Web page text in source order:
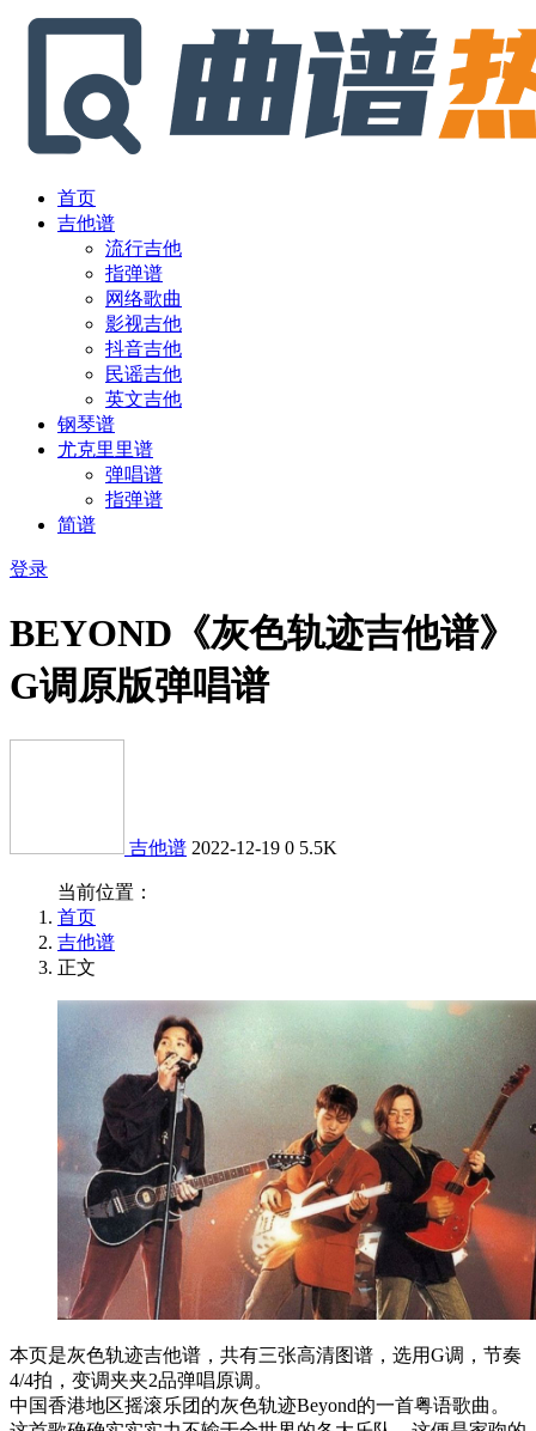
首页
吉他谱
流行吉他
指弹谱
网络歌曲
影视吉他
抖音吉他
民谣吉他
英文吉他
钢琴谱
尤克里里谱
弹唱谱
指弹谱
简谱
登录
BEYOND《灰色轨迹吉他谱》
G调原版弹唱谱
吉他谱 2022-12-19 0 5.5K
当前位置：
首页
吉他谱
正文
本页是灰色轨迹吉他谱，共有三张高清图谱，选用G调，节奏
4/4拍，变调夹夹2品弹唱原调。
中国香港地区摇滚乐团的灰色轨迹Beyond的一首粤语歌曲。